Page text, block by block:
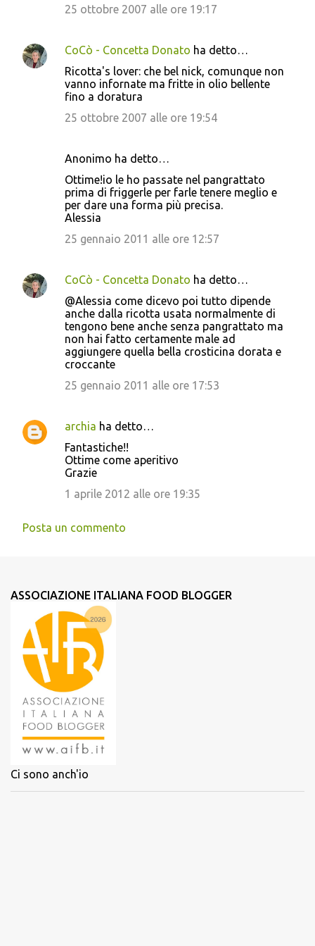
25 ottobre 2007 alle ore 19:17
CoCò - Concetta Donato ha detto…
Ricotta's lover: che bel nick, comunque non
vanno infornate ma fritte in olio bellente
fino a doratura
25 ottobre 2007 alle ore 19:54
Anonimo ha detto…
Ottime!io le ho passate nel pangrattato
prima di friggerle per farle tenere meglio e
per dare una forma più precisa.
Alessia
25 gennaio 2011 alle ore 12:57
CoCò - Concetta Donato ha detto…
@Alessia come dicevo poi tutto dipende
anche dalla ricotta usata normalmente di
tengono bene anche senza pangrattato ma
non hai fatto certamente male ad
aggiungere quella bella crosticina dorata e
croccante
25 gennaio 2011 alle ore 17:53
archia ha detto…
Fantastiche!!
Ottime come aperitivo
Grazie
1 aprile 2012 alle ore 19:35
Posta un commento
ASSOCIAZIONE ITALIANA FOOD BLOGGER
Ci sono anch'io